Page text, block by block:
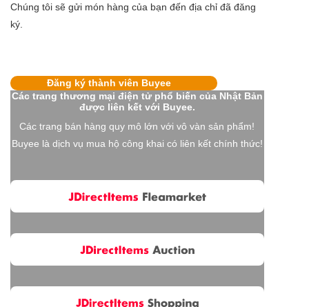
Chúng tôi sẽ gửi món hàng của bạn đến địa chỉ đã đăng
ký.
Đăng ký thành viên Buyee
Các trang thương mại điện tử phổ biến của Nhật Bản
được liên kết với Buyee.
Các trang bán hàng quy mô lớn với vô vàn sản phẩm!
Buyee là dịch vụ mua hộ công khai có liên kết chính thức!